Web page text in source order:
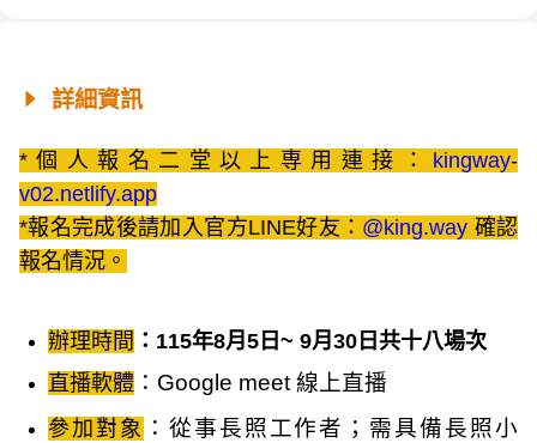
詳細資訊
*個人報名二堂以上専用連接： kingway-
v02.netlify.app
*報名完成後請加入官方LINE好友： @king.way 確認
報名情況。
辦理時間 ：115年8月 5日 ~ 9月30日共十八場次
直播軟體 ：Google meet 線上直播
參加對象 ：從事長照工作者；需具備長照小